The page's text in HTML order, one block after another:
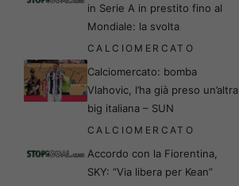
in Serie A in prestito fino al
Mondiale: la svolta
CALCIOMERCATO
Calciomercato: bomba
Vlahovic, l’ha già preso un’altra
big italiana – SUN
CALCIOMERCATO
Accordo con la Fiorentina,
SKY: “Via libera per Kean”